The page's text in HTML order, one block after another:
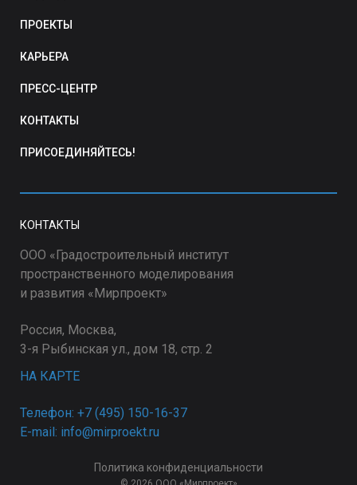
ПРОЕКТЫ
КАРЬЕРА
ПРЕСС-ЦЕНТР
КОНТАКТЫ
ПРИСОЕДИНЯЙТЕСЬ!
КОНТАКТЫ
ООО «Градостроительный институт
пространственного моделирования
и развития «Мирпроект»
Россия, Москва,
3-я Рыбинская ул., дом 18, стр. 2
НА КАРТЕ
Телефон: +7 (495) 150-16-37
E-mail: info@mirproekt.ru
Политика конфиденциальности